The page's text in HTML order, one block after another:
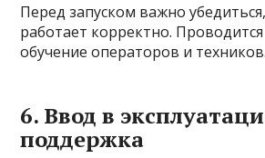
Перед запуском важно
работает корректно.
обучение операторов и техников.
6. Ввод в
поддержка